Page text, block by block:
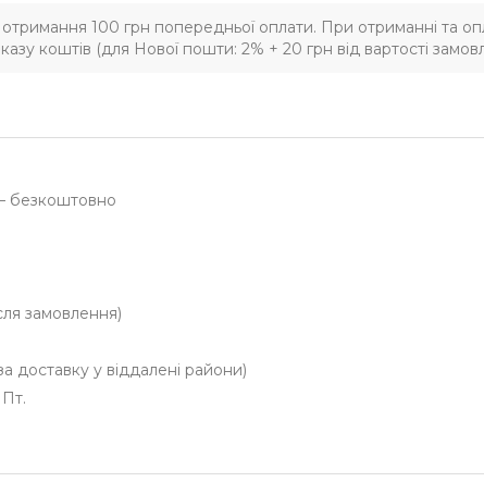
отримання 100 грн попередньої оплати. При отриманні та
коштів (для Нової пошти: 2% + 20 грн від вартості
безкоштовно
замовлення)
у віддалені райони)